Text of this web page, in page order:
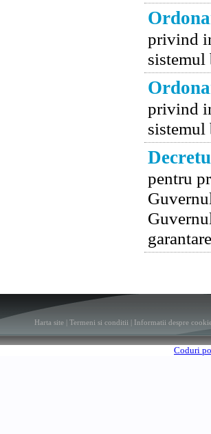
privind
sistemul
privind
sistemul
pentru
Harta site Termeni si conditii Informatii despre
Coduri